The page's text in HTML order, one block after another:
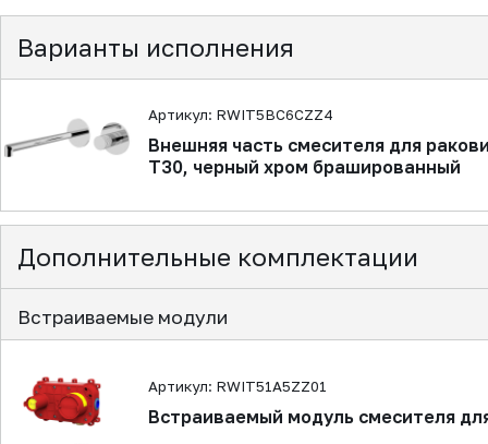
Варианты исполнения
Артикул: RWIT5BC6CZZ4
Внешняя часть смесителя для
T30, черный хром брашированный
Дополнительные комплектации
Встраиваемые модули
Артикул: RWIT51A5ZZ01
Встраиваемый модуль смесителя